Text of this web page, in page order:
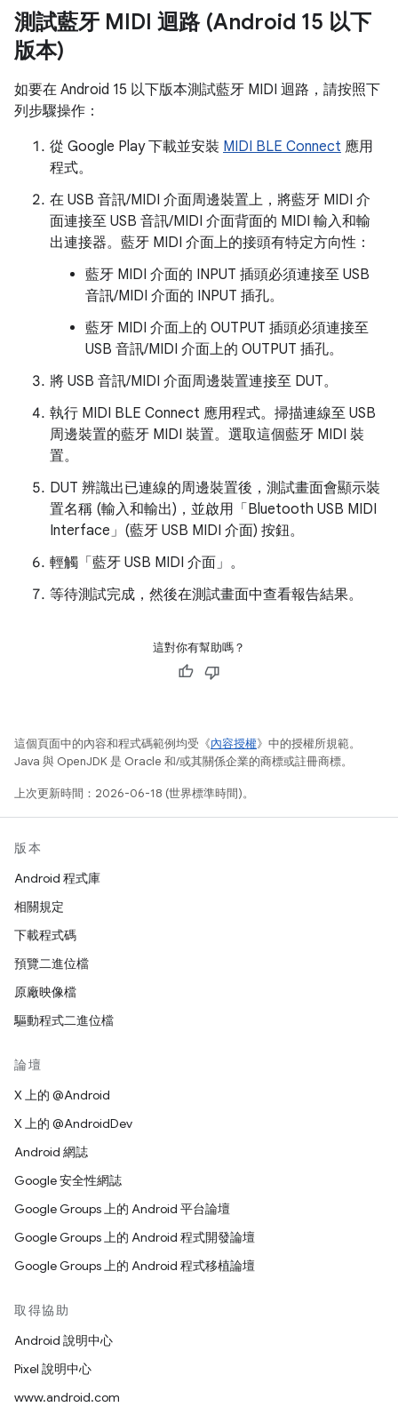
測試藍牙 MIDI 迴路 (Android 15 以下
版本)
如要在 Android 15 以下版本測試藍牙 MIDI 迴路，請按照下
列步驟操作：
從 Google Play 下載並安裝 MIDI BLE Connect 應用
程式。
在 USB 音訊/MIDI 介面周邊裝置上，將藍牙 MIDI 介
面連接至 USB 音訊/MIDI 介面背面的 MIDI 輸入和輸
出連接器。藍牙 MIDI 介面上的接頭有特定方向性：
藍牙 MIDI 介面的 INPUT 插頭必須連接至 USB
音訊/MIDI 介面的 INPUT 插孔。
藍牙 MIDI 介面上的 OUTPUT 插頭必須連接至
USB 音訊/MIDI 介面上的 OUTPUT 插孔。
將 USB 音訊/MIDI 介面周邊裝置連接至 DUT。
執行 MIDI BLE Connect 應用程式。掃描連線至 USB
周邊裝置的藍牙 MIDI 裝置。選取這個藍牙 MIDI 裝
置。
DUT 辨識出已連線的周邊裝置後，測試畫面會顯示裝
置名稱 (輸入和輸出)，並啟用「Bluetooth USB MIDI
Interface」(藍牙 USB MIDI 介面) 按鈕。
輕觸「藍牙 USB MIDI 介面」 。
等待測試完成，然後在測試畫面中查看報告結果。
這對你有幫助嗎？
這個頁面中的內容和程式碼範例均受《內容授權》中的授權所規範。
Java 與 OpenJDK 是 Oracle 和/或其關係企業的商標或註冊商標。
上次更新時間：2026-06-18 (世界標準時間)。
版本
Android 程式庫
相關規定
下載程式碼
預覽二進位檔
原廠映像檔
驅動程式二進位檔
論壇
X 上的 @Android
X 上的 @AndroidDev
Android 網誌
Google 安全性網誌
Google Groups 上的 Android 平台論壇
Google Groups 上的 Android 程式開發論壇
Google Groups 上的 Android 程式移植論壇
取得協助
Android 說明中心
Pixel 說明中心
www.android.com